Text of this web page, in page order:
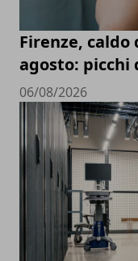
Firenze, caldo
agosto: picchi
06/08/2026